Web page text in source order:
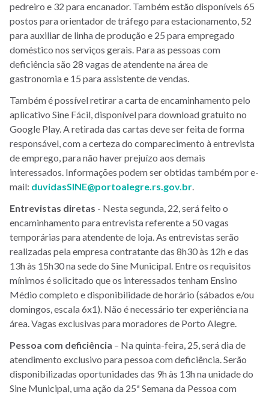
pedreiro e 32 para encanador. Também estão disponíveis 65
postos para orientador de tráfego para estacionamento, 52
para auxiliar de linha de produção e 25 para empregado
doméstico nos serviços gerais. Para as pessoas com
deficiência são 28 vagas de atendente na área de
gastronomia e 15 para assistente de vendas.
Também é possível retirar a carta de encaminhamento pelo
aplicativo Sine Fácil, disponível para download gratuito no
Google Play. A retirada das cartas deve ser feita de forma
responsável, com a certeza do comparecimento à entrevista
de emprego, para não haver prejuízo aos demais
interessados. Informações podem ser obtidas também por e-
mail: duvidasSINE@portoalegre.rs.gov.br.
Entrevistas diretas - Nesta segunda, 22, será feito o
encaminhamento para entrevista referente a 50 vagas
temporárias para atendente de loja. As entrevistas serão
realizadas pela empresa contratante das 8h30 às 12h e das
13h às 15h30 na sede do Sine Municipal. Entre os requisitos
mínimos é solicitado que os interessados tenham Ensino
Médio completo e disponibilidade de horário (sábados e/ou
domingos, escala 6x1). Não é necessário ter experiência na
área. Vagas exclusivas para moradores de Porto Alegre.
Pessoa com deficiência – Na quinta-feira, 25, será dia de
atendimento exclusivo para pessoa com deficiência. Serão
disponibilizadas oportunidades das 9h às 13h na unidade do
Sine Municipal, uma ação da 25ª Semana da Pessoa com